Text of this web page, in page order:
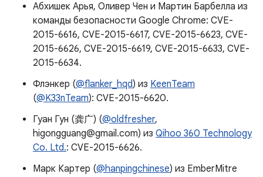
Абхишек Арья, Оливер Чен и Мартин Барбелла из
команды безопасности Google Chrome: CVE-
2015-6616, CVE-2015-6617, CVE-2015-6623, CVE-
2015-6626, CVE-2015-6619, CVE-2015-6633, CVE-
2015-6634.
Флэнкер (@flanker_hqd) из KeenTeam
(@K33nTeam): CVE-2015-6620.
Гуан Гун (龚广) (@oldfresher,
higongguang@gmail.com) из Qihoo 360 Technology
Co. Ltd.: CVE-2015-6626.
Марк Картер (@hanpingchinese) из EmberMitre